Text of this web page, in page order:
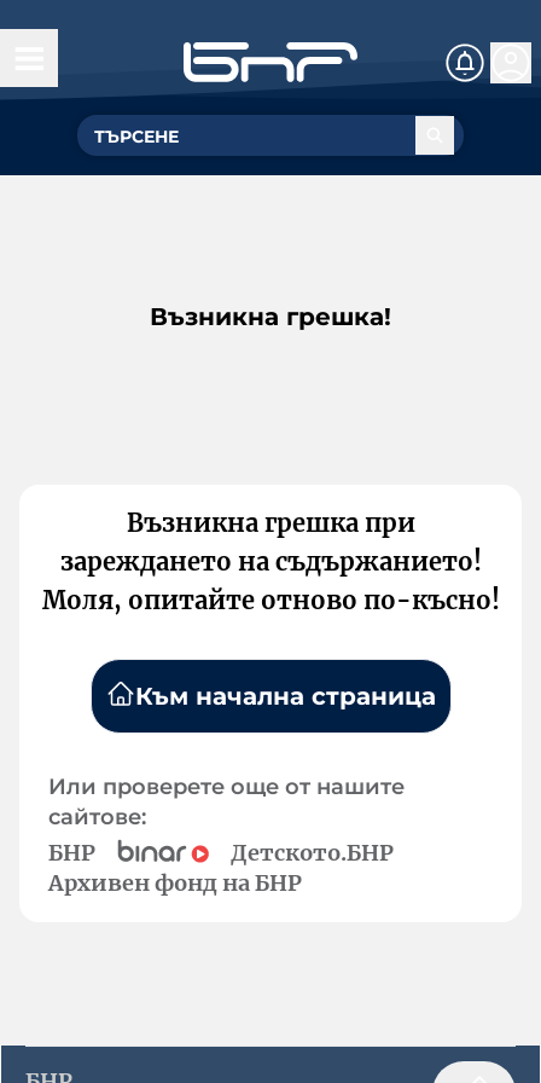
Възникна грешка!
Възникна грешка при
зареждането на съдържанието!
Моля, опитайте отново по-късно!
Към начална страница
Или проверете още от нашите
сайтове:
БНР
Детското.БНР
Архивен фонд на БНР